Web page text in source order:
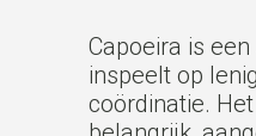
Capoeira is
inspeelt op
coördinatie.